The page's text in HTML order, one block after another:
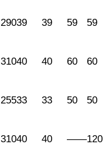
29039 39 59 59
31040 40 60 60
25533 33 50 50
31040 40 ——120